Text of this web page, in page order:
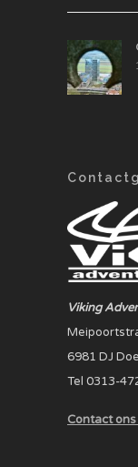
Viking
6981 DJ
Tel 0313-
Contact ons